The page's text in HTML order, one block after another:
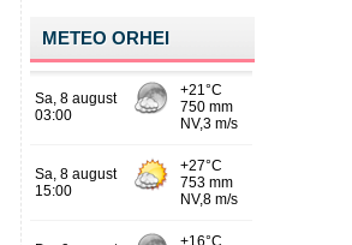
METEO ORHEI